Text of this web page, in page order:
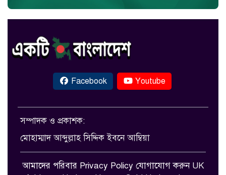
Facebook Youtube
সম্পাদক ও প্রকাশক:
মোহাম্মাদ আব্দুল্লাহ সিদ্দিক ইবনে আম্বিয়া
আমাদের পরিবার Privacy Policy যোগাযোগ করুনUK